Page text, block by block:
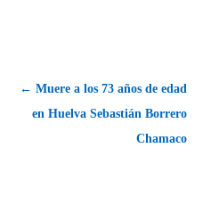
← Muere a los 73 años de edad
en Huelva Sebastián Borrero
Chamaco